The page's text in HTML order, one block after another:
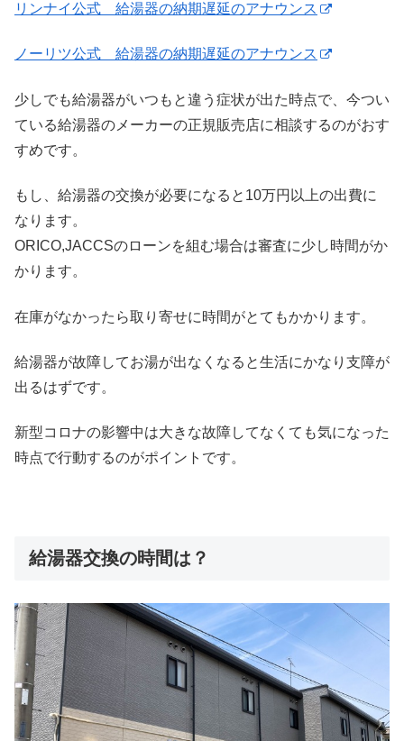
リンナイ公式 給湯器の納期遅延のアナウンス
ノーリツ公式 給湯器の納期遅延のアナウンス
少しでも給湯器がいつもと違う症状が出た時点で、今つい
ている給湯器のメーカーの正規販売店に相談するのがおす
すめです。
もし、給湯器の交換が必要になると10万円以上の出費に
なります。
ORICO,JACCSのローンを組む場合は審査に少し時間がか
かります。
在庫がなかったら取り寄せに時間がとてもかかります。
給湯器が故障してお湯が出なくなると生活にかなり支障が
出るはずです。
新型コロナの影響中は大きな故障してなくても気になった
時点で行動するのがポイントです。
給湯器交換の時間は？